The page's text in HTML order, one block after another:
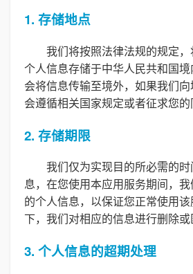
1. 存储地点
我们将按照法律法规的规定
个人信息存储于中华人民共和国
会将信息传输至境外，如果我们
会遵循相关国家规定或者征求您的
2. 存储期限
我们仅为实现目的所必需的
息，在您使用本应用服务期间，
的个人信息，以保证您正常使用
下，我们对相应的信息进行删除或
3. 个人信息的超期处理